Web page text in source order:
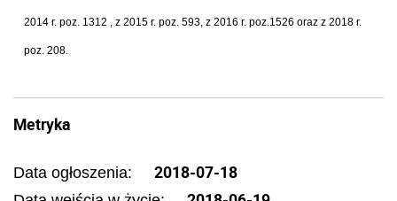
2014 r. poz. 1312 , z 2015 r. poz. 593, z 2016 r. poz.1526 oraz z 2018 r.
poz. 208.
Metryka
Data ogłoszenia: 2018-07-18